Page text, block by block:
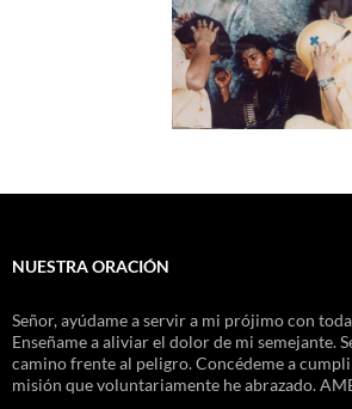
NUESTRA ORACIÓN
Señor, ayúdame a servir a mi prójimo con
Enseñame a aliviar el dolor de mi semejante.
camino frente al peligro. Concédeme a
misión que voluntariamente he abrazado.